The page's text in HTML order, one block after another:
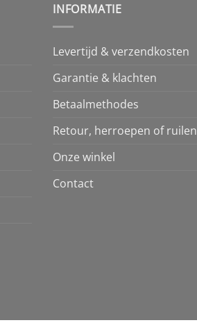
INFORMATIE
Levertijd & verzendkosten
Garantie & klachten
Betaalmethodes
Retour, herroepen of ruilen
Onze winkel
Contact